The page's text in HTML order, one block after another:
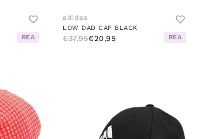
REA
adidas
LOW DAD CAP BLACK
€37,95€20,95 REA